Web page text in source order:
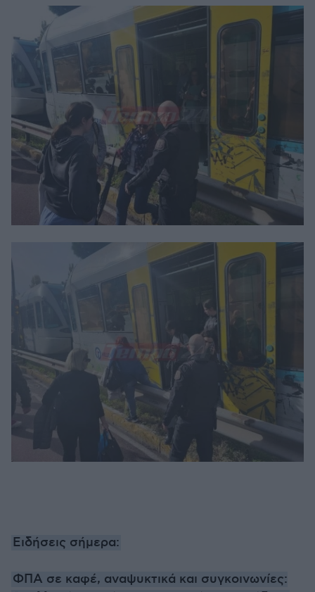
Ειδήσεις σήμερα:
ΦΠΑ σε καφέ, αναψυκτικά και συγκοινωνίες: